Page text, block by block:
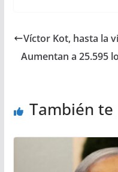
Víctor Kot, hasta la
Aumentan a 25.595
También